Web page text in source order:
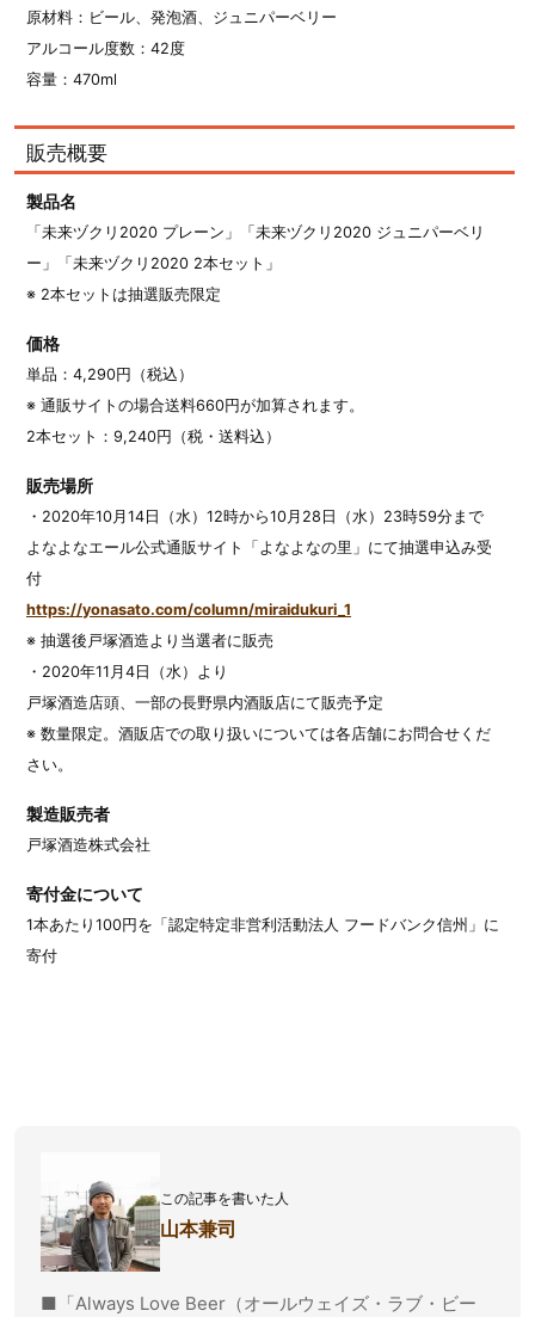
原材料：ビール、発泡酒、ジュニパーベリー
アルコール度数：42度
容量：470ml
販売概要
製品名
「未来ヅクリ2020 プレーン」「未来ヅクリ2020 ジュニパーベリ
ー」「未来ヅクリ2020 2本セット」
※ 2本セットは抽選販売限定
価格
単品：4,290円（税込）
※ 通販サイトの場合送料660円が加算されます。
2本セット：9,240円（税・送料込）
販売場所
・2020年10月14日（水）12時から10月28日（水）23時59分まで
よなよなエール公式通販サイト「よなよなの里」にて抽選申込み受
付
https://yonasato.com/column/miraidukuri_1
※ 抽選後戸塚酒造より当選者に販売
・2020年11月4日（水）より
戸塚酒造店頭、一部の長野県内酒販店にて販売予定
※ 数量限定。酒販店での取り扱いについては各店舗にお問合せくだ
さい。
製造販売者
戸塚酒造株式会社
寄付金について
1本あたり100円を「認定特定非営利活動法人 フードバンク信州」に
寄付
この記事を書いた人
山本兼司
■「Always Love Beer（オールウェイズ・ラブ・ビー